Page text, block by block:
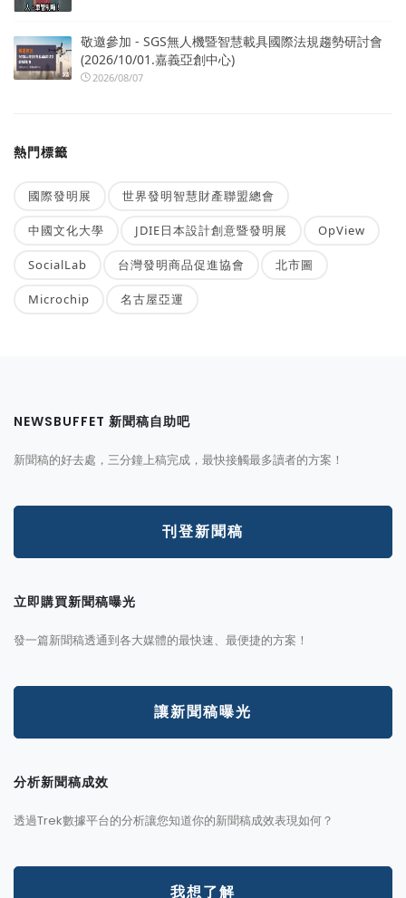
敬邀參加 - SGS無人機暨智慧載具國際法規趨勢研討會
(2026/10/01.嘉義亞創中心)
2026/08/07
熱門標籤
國際發明展 世界發明智慧財產聯盟總會
中國文化大學 JDIE日本設計創意暨發明展 OpView
SocialLab 台灣發明商品促進協會 北市圖
Microchip 名古屋亞運
NEWSBUFFET 新聞稿自助吧
新聞稿的好去處，三分鐘上稿完成，最快接觸最多讀者的方案！
刊登新聞稿
立即購買新聞稿曝光
發一篇新聞稿透通到各大媒體的最快速、最便捷的方案！
讓新聞稿曝光
分析新聞稿成效
透過Trek數據平台的分析讓您知道你的新聞稿成效表現如何？
我想了解